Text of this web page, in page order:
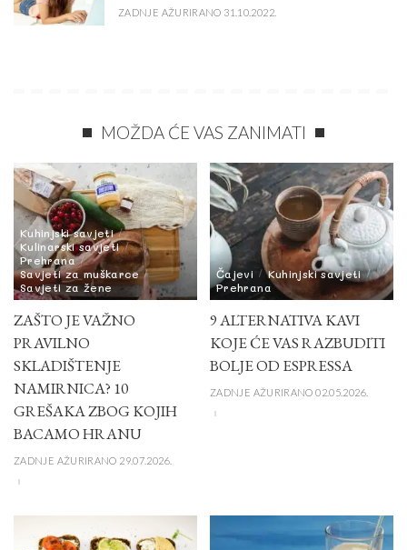
ZADNJE AŽURIRANO 31.10.2022.
MOŽDA ĆE VAS ZANIMATI
Kuhinjski savjeti
Kulinarski savjeti
Prehrana
Savjeti za muškarce
Savjeti za žene
ZAŠTO JE VAŽNO
PRAVILNO
SKLADIŠTENJE
NAMIRNICA? 10
GREŠAKA ZBOG KOJIH
BACAMO HRANU
ZADNJE AŽURIRANO 29.07.2026.
Čajevi
Kuhinjski savjeti
Prehrana
9 ALTERNATIVA KAVI
KOJE ĆE VAS RAZBUDITI
BOLJE OD ESPRESSA
ZADNJE AŽURIRANO 02.05.2026.